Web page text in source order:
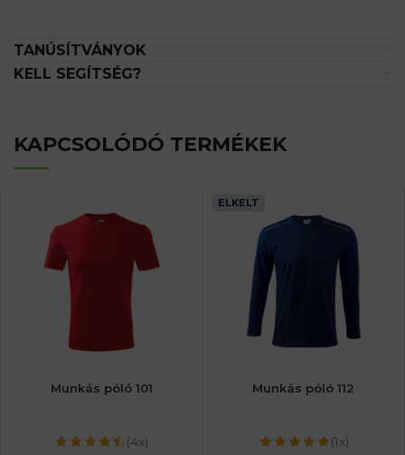
TANÚSÍTVÁNYOK
KELL SEGÍTSÉG?
KAPCSOLÓDÓ TERMÉKEK
Munkás póló 101
(4x)
ELKELT
Munkás póló 112
(1x)